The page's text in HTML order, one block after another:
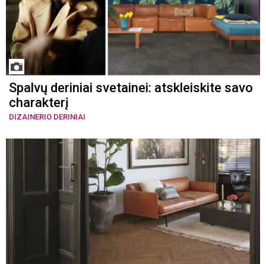
Spalvų deriniai svetainei: atskleiskite savo
charakterį
DIZAINERIO DERINIAI